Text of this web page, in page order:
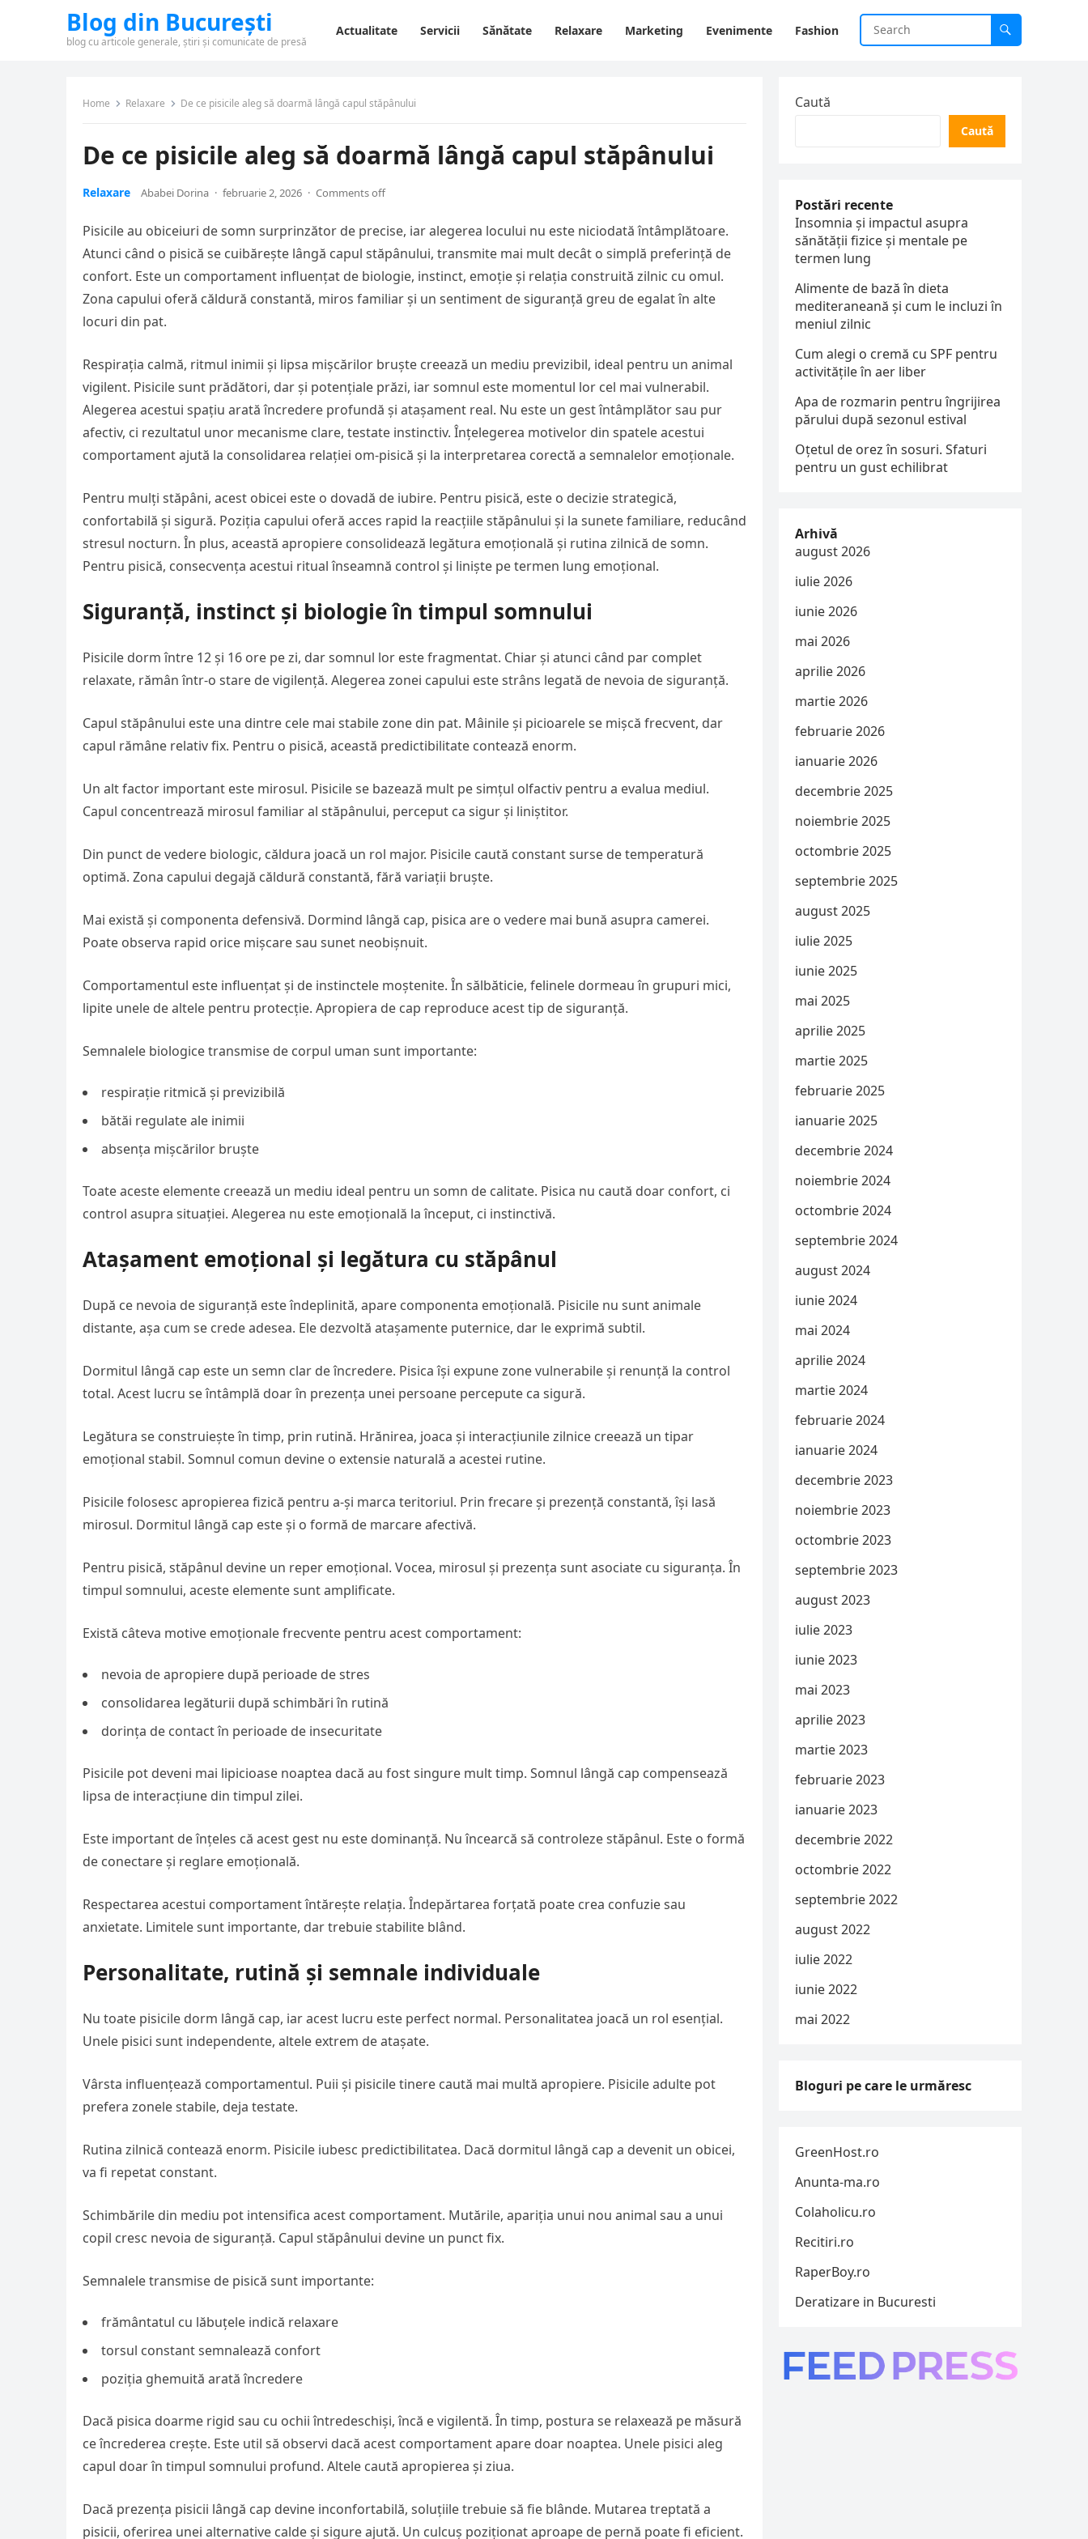
Blog din București
blog cu articole generale, știri și comunicate de presă
Actualitate Servicii Sănătate Relaxare Marketing Evenimente Fashion
Home Relaxare De ce pisicile aleg să doarmă lângă capul stăpânului
De ce pisicile aleg să doarmă lângă capul stăpânului
Relaxare Ababei Dorina · februarie 2, 2026 · Comments off
Pisicile au obiceiuri de somn surprinzător de precise, iar alegerea locului nu este niciodată întâmplătoare.
Atunci când o pisică se cuibărește lângă capul stăpânului, transmite mai mult decât o simplă preferință de
confort. Este un comportament influențat de biologie, instinct, emoție și relația construită zilnic cu omul.
Zona capului oferă căldură constantă, miros familiar și un sentiment de siguranță greu de egalat în alte
locuri din pat.
Respirația calmă, ritmul inimii și lipsa mișcărilor bruște creează un mediu previzibil, ideal pentru un animal
vigilent. Pisicile sunt prădători, dar și potențiale prăzi, iar somnul este momentul lor cel mai vulnerabil.
Alegerea acestui spațiu arată încredere profundă și atașament real. Nu este un gest întâmplător sau pur
afectiv, ci rezultatul unor mecanisme clare, testate instinctiv. Înțelegerea motivelor din spatele acestui
comportament ajută la consolidarea relației om-pisică și la interpretarea corectă a semnalelor emoționale.
Pentru mulți stăpâni, acest obicei este o dovadă de iubire. Pentru pisică, este o decizie strategică,
confortabilă și sigură. Poziția capului oferă acces rapid la reacțiile stăpânului și la sunete familiare, reducând
stresul nocturn. În plus, această apropiere consolidează legătura emoțională și rutina zilnică de somn.
Pentru pisică, consecvența acestui ritual înseamnă control și liniște pe termen lung emoțional.
Siguranță, instinct și biologie în timpul somnului
Pisicile dorm între 12 și 16 ore pe zi, dar somnul lor este fragmentat. Chiar și atunci când par complet
relaxate, rămân într-o stare de vigilență. Alegerea zonei capului este strâns legată de nevoia de siguranță.
Capul stăpânului este una dintre cele mai stabile zone din pat. Mâinile și picioarele se mișcă frecvent, dar
capul rămâne relativ fix. Pentru o pisică, această predictibilitate contează enorm.
Un alt factor important este mirosul. Pisicile se bazează mult pe simțul olfactiv pentru a evalua mediul.
Capul concentrează mirosul familiar al stăpânului, perceput ca sigur și liniștitor.
Din punct de vedere biologic, căldura joacă un rol major. Pisicile caută constant surse de temperatură
optimă. Zona capului degajă căldură constantă, fără variații bruște.
Mai există și componenta defensivă. Dormind lângă cap, pisica are o vedere mai bună asupra camerei.
Poate observa rapid orice mișcare sau sunet neobișnuit.
Comportamentul este influențat și de instinctele moștenite. În sălbăticie, felinele dormeau în grupuri mici,
lipite unele de altele pentru protecție. Apropiera de cap reproduce acest tip de siguranță.
Semnalele biologice transmise de corpul uman sunt importante:
respirație ritmică și previzibilă
bătăi regulate ale inimii
absența mișcărilor bruște
Toate aceste elemente creează un mediu ideal pentru un somn de calitate. Pisica nu caută doar confort, ci
control asupra situației. Alegerea nu este emoțională la început, ci instinctivă.
Atașament emoțional și legătura cu stăpânul
După ce nevoia de siguranță este îndeplinită, apare componenta emoțională. Pisicile nu sunt animale
distante, așa cum se crede adesea. Ele dezvoltă atașamente puternice, dar le exprimă subtil.
Dormitul lângă cap este un semn clar de încredere. Pisica își expune zone vulnerabile și renunță la control
total. Acest lucru se întâmplă doar în prezența unei persoane percepute ca sigură.
Legătura se construiește în timp, prin rutină. Hrănirea, joaca și interacțiunile zilnice creează un tipar
emoțional stabil. Somnul comun devine o extensie naturală a acestei rutine.
Pisicile folosesc apropierea fizică pentru a-și marca teritoriul. Prin frecare și prezență constantă, își lasă
mirosul. Dormitul lângă cap este și o formă de marcare afectivă.
Pentru pisică, stăpânul devine un reper emoțional. Vocea, mirosul și prezența sunt asociate cu siguranța. În
timpul somnului, aceste elemente sunt amplificate.
Există câteva motive emoționale frecvente pentru acest comportament:
nevoia de apropiere după perioade de stres
consolidarea legăturii după schimbări în rutină
dorința de contact în perioade de insecuritate
Pisicile pot deveni mai lipicioase noaptea dacă au fost singure mult timp. Somnul lângă cap compensează
lipsa de interacțiune din timpul zilei.
Este important de înțeles că acest gest nu este dominanță. Nu încearcă să controleze stăpânul. Este o formă
de conectare și reglare emoțională.
Respectarea acestui comportament întărește relația. Îndepărtarea forțată poate crea confuzie sau
anxietate. Limitele sunt importante, dar trebuie stabilite blând.
Personalitate, rutină și semnale individuale
Nu toate pisicile dorm lângă cap, iar acest lucru este perfect normal. Personalitatea joacă un rol esențial.
Unele pisici sunt independente, altele extrem de atașate.
Vârsta influențează comportamentul. Puii și pisicile tinere caută mai multă apropiere. Pisicile adulte pot
prefera zonele stabile, deja testate.
Rutina zilnică contează enorm. Pisicile iubesc predictibilitatea. Dacă dormitul lângă cap a devenit un obicei,
va fi repetat constant.
Schimbările din mediu pot intensifica acest comportament. Mutările, apariția unui nou animal sau a unui
copil cresc nevoia de siguranță. Capul stăpânului devine un punct fix.
Semnalele transmise de pisică sunt importante:
frământatul cu lăbuțele indică relaxare
torsul constant semnalează confort
poziția ghemuită arată încredere
Dacă pisica doarme rigid sau cu ochii întredeschiși, încă e vigilentă. În timp, postura se relaxează pe măsură
ce încrederea crește. Este util să observi dacă acest comportament apare doar noaptea. Unele pisici aleg
capul doar în timpul somnului profund. Altele caută apropierea și ziua.
Dacă prezența pisicii lângă cap devine inconfortabilă, soluțiile trebuie să fie blânde. Mutarea treptată a
pisicii, oferirea unei alternative calde și sigure ajută. Un culcuș poziționat aproape de pernă poate fi eficient.
Caută
Caută
Postări recente
Insomnia și impactul asupra
sănătății fizice și mentale pe
termen lung
Alimente de bază în dieta
mediteraneană și cum le incluzi în
meniul zilnic
Cum alegi o cremă cu SPF pentru
activitățile în aer liber
Apa de rozmarin pentru îngrijirea
părului după sezonul estival
Oțetul de orez în sosuri. Sfaturi
pentru un gust echilibrat
Arhivă
august 2026
iulie 2026
iunie 2026
mai 2026
aprilie 2026
martie 2026
februarie 2026
ianuarie 2026
decembrie 2025
noiembrie 2025
octombrie 2025
septembrie 2025
august 2025
iulie 2025
iunie 2025
mai 2025
aprilie 2025
martie 2025
februarie 2025
ianuarie 2025
decembrie 2024
noiembrie 2024
octombrie 2024
septembrie 2024
august 2024
iunie 2024
mai 2024
aprilie 2024
martie 2024
februarie 2024
ianuarie 2024
decembrie 2023
noiembrie 2023
octombrie 2023
septembrie 2023
august 2023
iulie 2023
iunie 2023
mai 2023
aprilie 2023
martie 2023
februarie 2023
ianuarie 2023
decembrie 2022
octombrie 2022
septembrie 2022
august 2022
iulie 2022
iunie 2022
mai 2022
Bloguri pe care le urmăresc
GreenHost.ro
Anunta-ma.ro
Colaholicu.ro
Recitiri.ro
RaperBoy.ro
Deratizare in Bucuresti